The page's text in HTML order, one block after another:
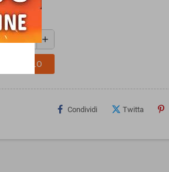
add
CARRELLO
Condividi Twitta